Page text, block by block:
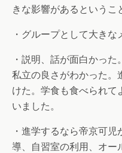
きな影響があるというこ
・グループとして大きな
・説明、話が面白かった
私立の良さがわかった。
けた。学食も食べられて
いました。
・進学するなら帝京可
導、自習室の利用、オー